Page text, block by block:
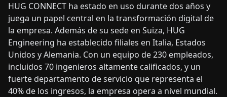
HUG CONNECT ha estado en uso durante dos años y
juega un papel central en la transformación digital de
la empresa. Además de su sede en Suiza, HUG
Engineering ha establecido filiales en Italia, Estados
Unidos y Alemania. Con un equipo de 230 empleados,
incluidos 70 ingenieros altamente calificados, y un
fuerte departamento de servicio que representa el
40% de los ingresos, la empresa opera a nivel mundial.